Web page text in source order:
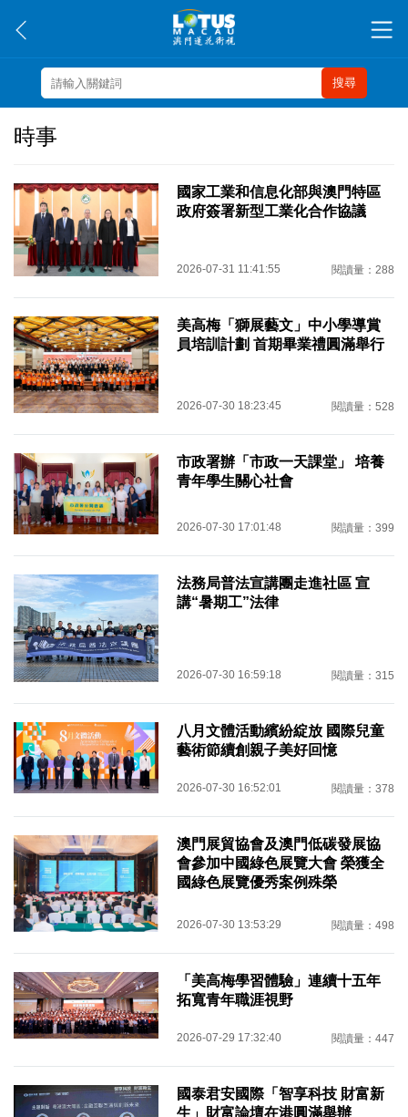
搜尋
時事
國家工業和信息化部與澳門特區
政府簽署新型工業化合作協議
2026-07-31 11:41:55 閱讀量：288
美高梅「獅展藝文」中小學導賞
員培訓計劃 首期畢業禮圓滿舉行
2026-07-30 18:23:45 閱讀量：528
市政署辦「市政一天課堂」 培養
青年學生關心社會
2026-07-30 17:01:48 閱讀量：399
法務局普法宣講團走進社區 宣
講“暑期工”法律
2026-07-30 16:59:18 閱讀量：315
八月文體活動繽紛綻放 國際兒童
藝術節續創親子美好回憶
2026-07-30 16:52:01 閱讀量：378
澳門展貿協會及澳門低碳發展協
會參加中國綠色展覽大會 榮獲全
國綠色展覽優秀案例殊榮
2026-07-30 13:53:29 閱讀量：498
「美高梅學習體驗」連續十五年
拓寬青年職涯視野
2026-07-29 17:32:40 閱讀量：447
國泰君安國際「智享科技 財富新
生」財富論壇在港圓滿舉辦